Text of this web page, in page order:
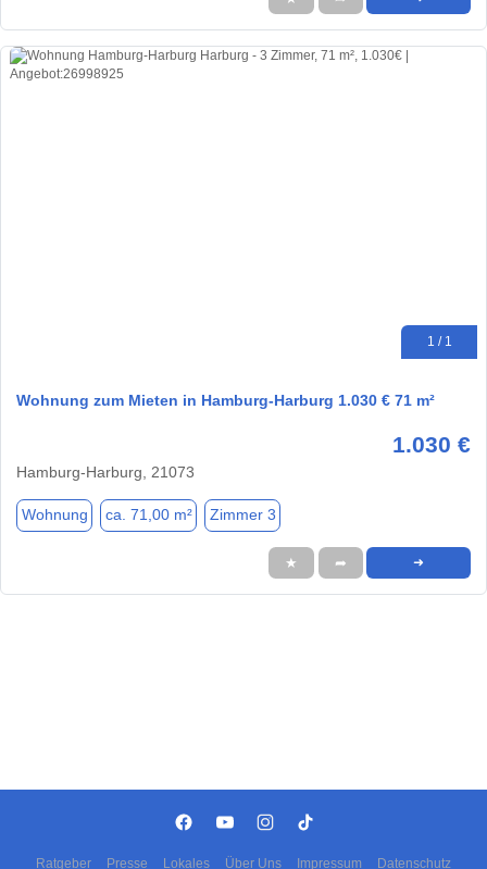
1 / 1
Wohnung zum Mieten in Hamburg-Harburg 1.030 € 71 m²
1.030 €
Hamburg-Harburg, 21073
Wohnung ca. 71,00 m² Zimmer 3
★ ➦ ➜
Ratgeber Presse Lokales Über Uns Impressum Datenschutz